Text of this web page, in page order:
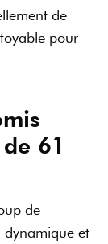
?
A7R III
avec des